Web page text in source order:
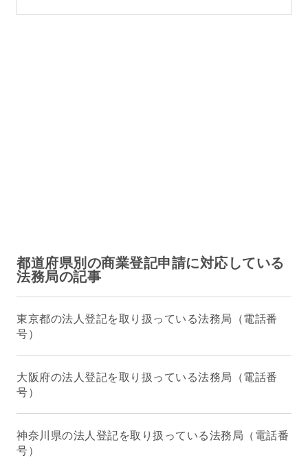
都道府県別の商業登記申請に対応している
法務局の記事
東京都の法人登記を取り扱っている法務局（電話番
号）
大阪府の法人登記を取り扱っている法務局（電話番
号）
神奈川県の法人登記を取り扱っている法務局（電話番
号）